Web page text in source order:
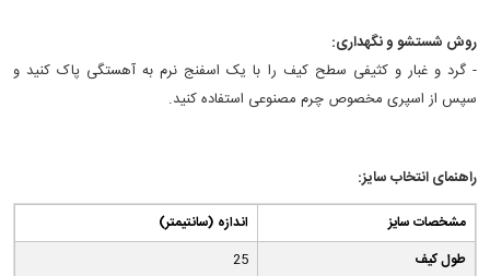
روش شستشو و نگهداری:
- گرد و غبار و کثیفی سطح کیف را با یک اسفنج نرم به آهستگی پاک کنید و
سپس از اسپری مخصوص چرم مصنوعی استفاده کنید.
راهنمای انتخاب سایز:
(اندازه (سانتیمتر
مشخصات سایز
25
طول کیف